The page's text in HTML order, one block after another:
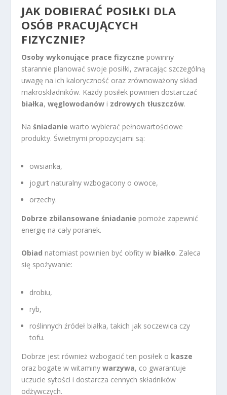
JAK DOBIERAĆ POSIŁKI DLA
OSÓB PRACUJĄCYCH
FIZYCZNIE?
Osoby wykonujące prace fizyczne powinny
starannie planować swoje posiłki, zwracając szczególną
uwagę na ich kaloryczność oraz zrównoważony skład
makroskładników. Każdy posiłek powinien dostarczać
białka,węglowodanów i zdrowych tłuszczów.
Naśniadanie warto wybierać pełnowartościowe
produkty. Świetnymi propozycjami są:
owsianka,
jogurt naturalny wzbogacony o owoce,
orzechy.
Dobrze zbilansowane śniadanie pomoże zapewnić
energię na cały poranek.
Obiad natomiast powinien być obfity w białko. Zaleca
się spożywanie:
drobiu,
ryb,
roślinnych źródeł białka, takich jak soczewica czy
tofu.
Dobrze jest również wzbogacić ten posiłek o kasze
oraz bogate w witaminywarzywa, co gwarantuje
uczucie sytości i dostarcza cennych składników
odżywczych.